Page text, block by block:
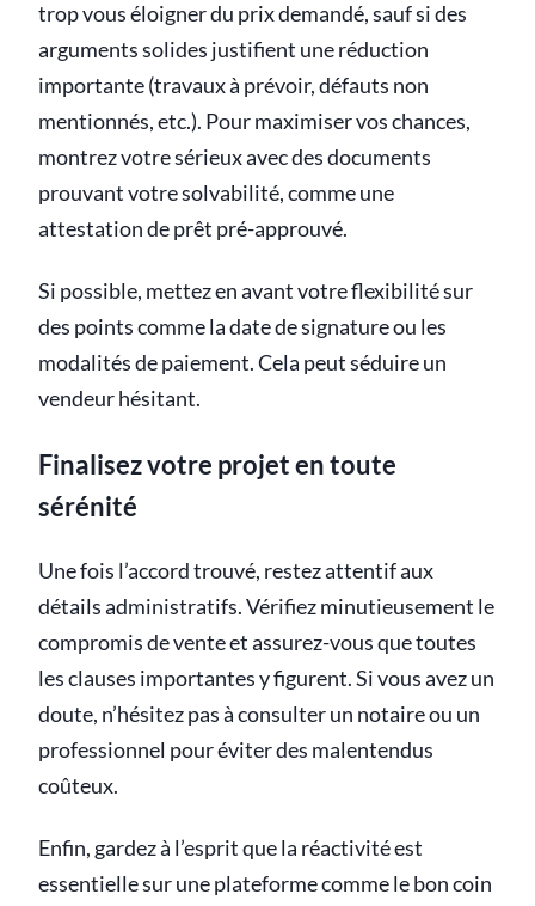
trop vous éloigner du prix demandé, sauf si des
arguments solides justifient une réduction
importante (travaux à prévoir, défauts non
mentionnés, etc.). Pour maximiser vos chances,
montrez votre sérieux avec des documents
prouvant votre solvabilité, comme une
attestation de prêt pré-approuvé.
Si possible, mettez en avant votre flexibilité sur
des points comme la date de signature ou les
modalités de paiement. Cela peut séduire un
vendeur hésitant.
Finalisez votre projet en toute
sérénité
Une fois l’accord trouvé, restez attentif aux
détails administratifs. Vérifiez minutieusement le
compromis de vente et assurez-vous que toutes
les clauses importantes y figurent. Si vous avez un
doute, n’hésitez pas à consulter un notaire ou un
professionnel pour éviter des malentendus
coûteux.
Enfin, gardez à l’esprit que la réactivité est
essentielle sur une plateforme comme le bon coin